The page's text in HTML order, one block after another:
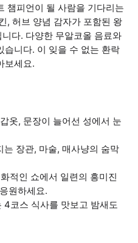
챔피언이 될 사람을 기다리는
, 허브 양념 감자가 포함된 왕
다. 다양한 무알코올 음료와
습니다. 이 잊을 수 없는 환락
보세요.
옷, 문장이 늘어선 성에서 눈
장관, 마술, 매사냥의 숨막
적인 쇼에서 일련의 흥미진
원하세요.
코스 식사를 맛보고 밤새도